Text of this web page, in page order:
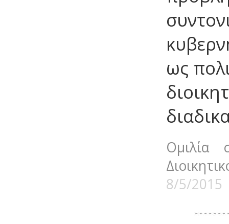
ως
Ομιλία
8/5/2015